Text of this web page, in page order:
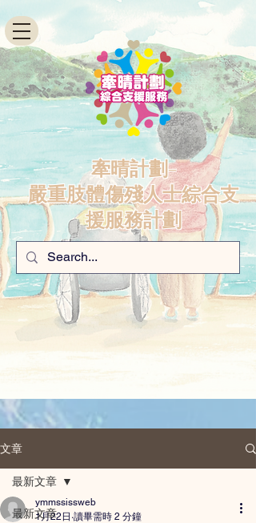
牽晴計劃-
嚴重肢體傷殘人士綜合支
援服務計劃
文章
最新文章
最新文章
ymmssissweb
1月22日 讀畢需時 2 分鐘